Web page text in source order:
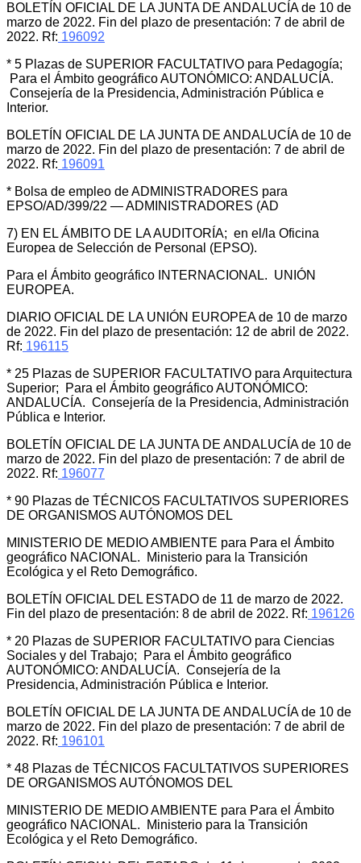
BOLETÍN OFICIAL DE LA JUNTA DE ANDALUCÍA de 10 de
marzo de 2022. Fin del plazo de presentación: 7 de abril de
2022. Rf: 196092
* 5 Plazas de SUPERIOR FACULTATIVO para Pedagogía;
Para el Ámbito geográfico AUTONÓMICO: ANDALUCÍA.
Consejería de la Presidencia, Administración Pública e
Interior.
BOLETÍN OFICIAL DE LA JUNTA DE ANDALUCÍA de 10 de
marzo de 2022. Fin del plazo de presentación: 7 de abril de
2022. Rf: 196091
* Bolsa de empleo de ADMINISTRADORES para
EPSO/AD/399/22 — ADMINISTRADORES (AD
7) EN EL ÁMBITO DE LA AUDITORÍA; en el/la Oficina
Europea de Selección de Personal (EPSO).
Para el Ámbito geográfico INTERNACIONAL. UNIÓN
EUROPEA.
DIARIO OFICIAL DE LA UNIÓN EUROPEA de 10 de marzo
de 2022. Fin del plazo de presentación: 12 de abril de 2022.
Rf: 196115
* 25 Plazas de SUPERIOR FACULTATIVO para Arquitectura
Superior; Para el Ámbito geográfico AUTONÓMICO:
ANDALUCÍA. Consejería de la Presidencia, Administración
Pública e Interior.
BOLETÍN OFICIAL DE LA JUNTA DE ANDALUCÍA de 10 de
marzo de 2022. Fin del plazo de presentación: 7 de abril de
2022. Rf: 196077
* 90 Plazas de TÉCNICOS FACULTATIVOS SUPERIORES
DE ORGANISMOS AUTÓNOMOS DEL
MINISTERIO DE MEDIO AMBIENTE para Para el Ámbito
geográfico NACIONAL. Ministerio para la Transición
Ecológica y el Reto Demográfico.
BOLETÍN OFICIAL DEL ESTADO de 11 de marzo de 2022.
Fin del plazo de presentación: 8 de abril de 2022. Rf: 196126
* 20 Plazas de SUPERIOR FACULTATIVO para Ciencias
Sociales y del Trabajo; Para el Ámbito geográfico
AUTONÓMICO: ANDALUCÍA. Consejería de la
Presidencia, Administración Pública e Interior.
BOLETÍN OFICIAL DE LA JUNTA DE ANDALUCÍA de 10 de
marzo de 2022. Fin del plazo de presentación: 7 de abril de
2022. Rf: 196101
* 48 Plazas de TÉCNICOS FACULTATIVOS SUPERIORES
DE ORGANISMOS AUTÓNOMOS DEL
MINISTERIO DE MEDIO AMBIENTE para Para el Ámbito
geográfico NACIONAL. Ministerio para la Transición
Ecológica y el Reto Demográfico.